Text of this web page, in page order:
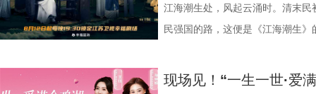
江海潮生处，风起云涌时。清末
民强国的路，这便是《江海潮生
材文艺创作资助项目、 江苏省广
现场见！“一生一世·爱